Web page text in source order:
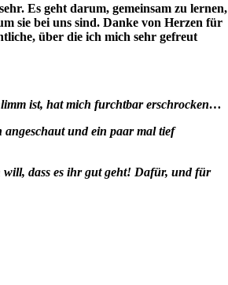
Es geht darum, gemeinsam zu lernen,
sie bei uns sind. Danke von Herzen für
über die ich mich sehr gefreut
ist, hat mich furchtbar erschrocken…
angeschaut und ein paar mal tief
will, dass es ihr gut geht! Dafür, und für